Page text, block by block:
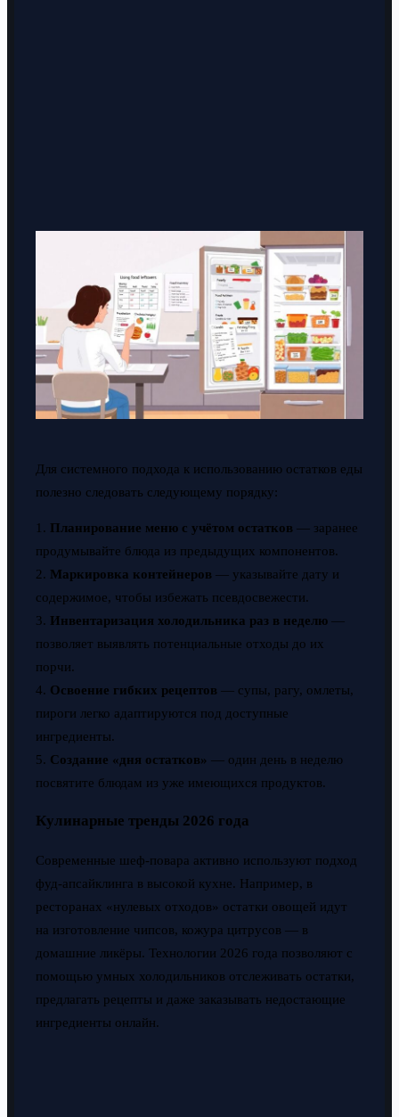
Для системного подхода к использованию остатков еды
полезно следовать следующему порядку:
1. Планирование меню с учётом остатков — заранее
продумывайте блюда из предыдущих компонентов.
2. Маркировка контейнеров — указывайте дату и
содержимое, чтобы избежать псевдосвежести.
3. Инвентаризация холодильника раз в неделю—
позволяет выявлять потенциальные отходы до их
порчи.
4. Освоение гибких рецептов — супы, рагу, омлеты,
пироги легко адаптируются под доступные
ингредиенты.
5. Создание «дня остатков» — один день в неделю
посвятите блюдам из уже имеющихся продуктов.
Кулинарные тренды 2026 года
Современные шеф-повара активно используют подход
фуд-апсайклинга в высокой кухне. Например, в
ресторанах «нулевых отходов» остатки овощей идут
на изготовление чипсов, кожура цитрусов — в
домашние ликёры. Технологии 2026 года позволяют с
помощью умных холодильников отслеживать остатки,
предлагать рецепты и даже заказывать недостающие
ингредиенты онлайн.